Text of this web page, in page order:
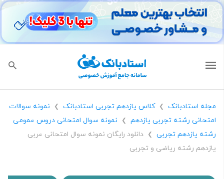
مجله استادبانک ❯ کلاس یازدهم تجربی استادبانک ❯
نمونه سوالات
امتحانی رشته تجربی یازدهم
❯
نمونه سوال امتحانی دروس عمومی
رشته یازدهم تجربی
❯
دانلود رایگان نمونه سوال امتحانی عربی
یازدهم رشته ریاضی و تجربی